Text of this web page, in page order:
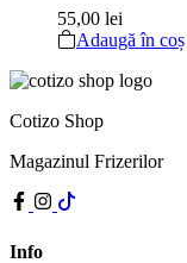
55,00 lei
Adaugă în coș
Cotizo Shop
Magazinul Frizerilor
Info